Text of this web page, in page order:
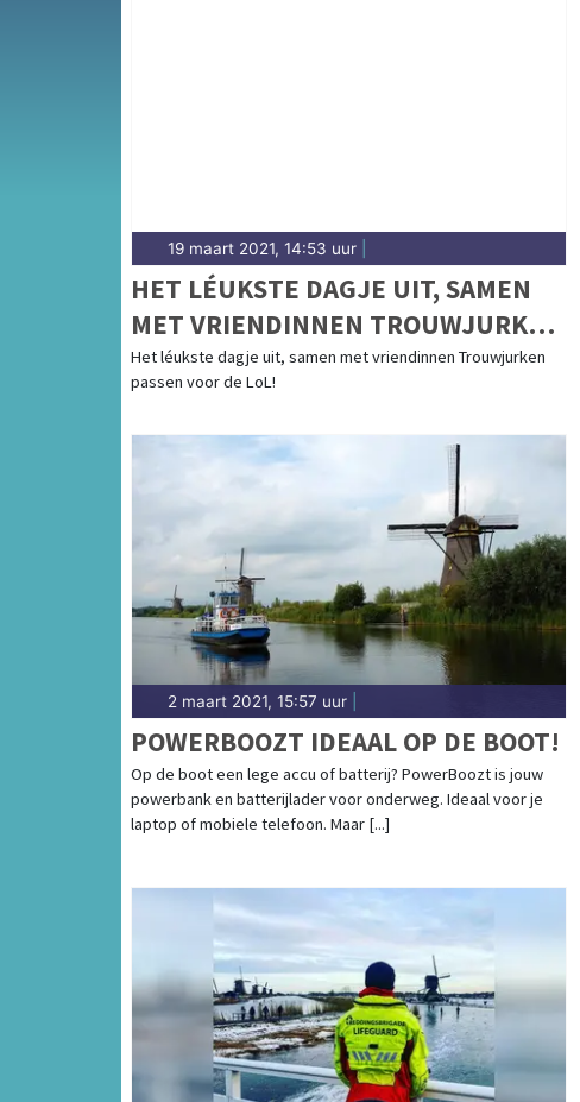
19 maart 2021, 14:53 uur
HET LÉUKSTE DAGJE UIT, SAMEN
MET VRIENDINNEN TROUWJURKEN
PASSEN VOOR DE LOL!
Het léukste dagje uit, samen met vriendinnen Trouwjurken
passen voor de LoL!
2 maart 2021, 15:57 uur
POWERBOOZT IDEAAL OP DE BOOT!
Op de boot een lege accu of batterij? PowerBoozt is jouw
powerbank en batterijlader voor onderweg. Ideaal voor je
laptop of mobiele telefoon. Maar [...]